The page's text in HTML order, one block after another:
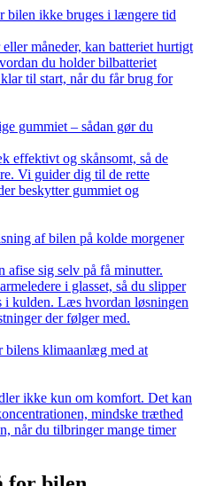
bilen ikke bruges i længere tid
måneder, kan batteriet hurtigt
du holder bilbatteriet
til start, når du får brug for
gummiet – sådan gør du
effektivt og skånsomt, så de
Vi guider dig til de rette
beskytter gummiet og
af bilen på kolde morgener
afise sig selv på få minutter.
i glasset, så du slipper
i kulden. Læs hvordan løsningen
der følger med.
bilens klimaanlæg med at
ikke kun om komfort. Det kan
mindske træthed
når du tilbringer mange timer